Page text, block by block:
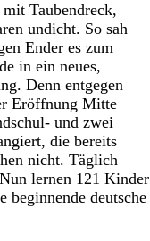
Taubendreck,
undicht. So sah
Ender es zum
in ein neues,
Denn entgegen
Eröffnung Mitte
und zwei
die bereits
nicht. Täglich
lernen 121 Kinder
beginnende deutsche